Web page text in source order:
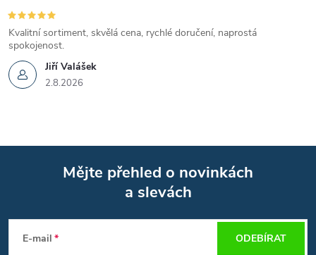
Jiří Valášek
2.8.2026
Kvalitní sortiment, skvělá cena, rychlé doručení, naprostá
spokojenost.
Mějte přehled o novinkách
a slevách
E-mail ODEBÍRAT